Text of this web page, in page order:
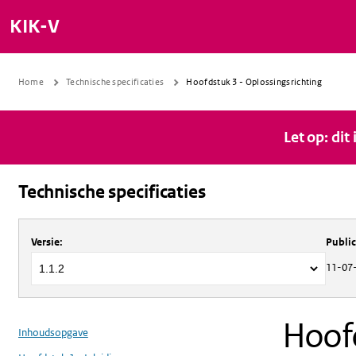
KIK-V
Home Technische specificaties Hoofdstuk 3 - Oplossingsrichting
Let op: dit
Technische specificaties
Over
Versie:
11-
Inhoudsopgave